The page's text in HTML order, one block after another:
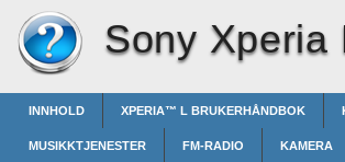
Sony Xperia
INNHOLD XPERIA™‎ L BRUKERHÅNDBOK
MUSIKKTJENESTER FM-RADIO KAMERA